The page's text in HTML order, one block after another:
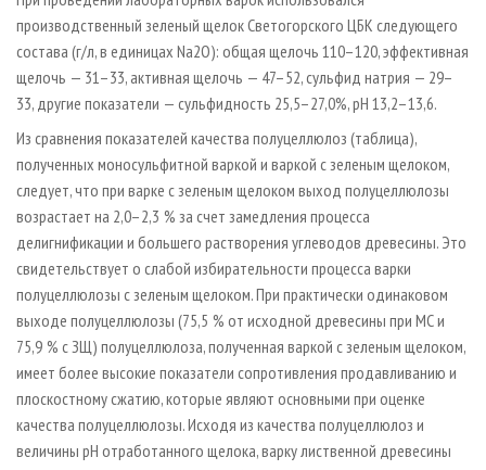
производственный зеленый щелок Светогорского ЦБК следующего
состава (г/л, в единицах Na2O): общая щелочь 110–120, эффективная
щелочь — 31–33, активная щелочь — 47–52, сульфид натрия — 29–
33, другие показатели — сульфидность 25,5–27,0%, рН 13,2–13,6.
Из сравнения показателей качества полуцеллюлоз (таблица),
полученных моносульфитной варкой и варкой с зеленым щелоком,
следует, что при варке с зеленым щелоком выход полуцеллюлозы
возрастает на 2,0–2,3 % за счет замедления процесса
делигнификации и большего растворения углеводов древесины. Это
свидетельствует о слабой избирательности процесса варки
полуцеллюлозы с зеленым щелоком. При практически одинаковом
выходе полуцеллюлозы (75,5 % от исходной древесины при МС и
75,9 % с ЗЩ) полуцеллюлоза, полученная варкой с зеленым щелоком,
имеет более высокие показатели сопротивления продавливанию и
плоскостному сжатию, которые являют основными при оценке
качества полуцеллюлозы. Исходя из качества полуцеллюлоз и
величины рН отработанного щелока, варку лиственной древесины